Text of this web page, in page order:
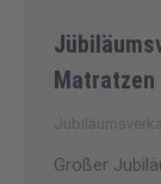
Matratzen
Großer